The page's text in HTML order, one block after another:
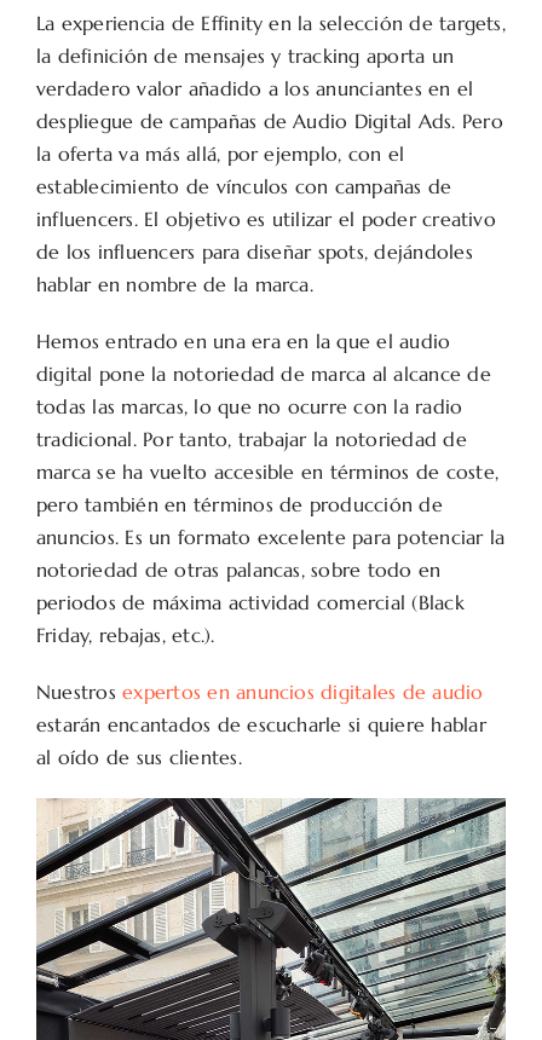
La experiencia de Effinity en la selección de targets,
la definición de mensajes y tracking aporta un
verdadero valor añadido a los anunciantes en el
despliegue de campañas de Audio Digital Ads. Pero
la oferta va más allá, por ejemplo, con el
establecimiento de vínculos con campañas de
influencers. El objetivo es utilizar el poder creativo
de los influencers para diseñar spots, dejándoles
hablar en nombre de la marca.
Hemos entrado en una era en la que el audio
digital pone la notoriedad de marca al alcance de
todas las marcas, lo que no ocurre con la radio
tradicional. Por tanto, trabajar la notoriedad de
marca se ha vuelto accesible en términos de coste,
pero también en términos de producción de
anuncios. Es un formato excelente para potenciar la
notoriedad de otras palancas, sobre todo en
periodos de máxima actividad comercial (Black
Friday, rebajas, etc.).
Nuestrosexpertos en anuncios digitales de audio
estarán encantados de escucharle si quiere hablar
al oído de sus clientes.